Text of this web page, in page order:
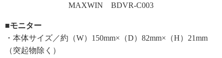
MAXWIN BDVR-C003
■モニター
・本体サイズ／約（W）150mm×（D）82mm×（H）21mm
（突起物除く）